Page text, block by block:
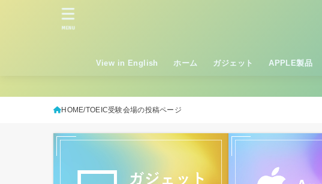
View in English ホーム ガジェット APPLE製品
MENU
HOME TOEIC受験会場の投稿ページ